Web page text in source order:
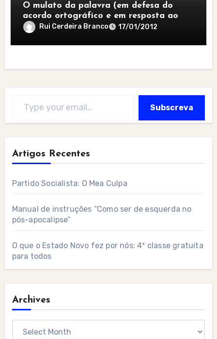
O mulato da palavra (em defesa do
acordo ortográfico e em resposta ao
jeito de desgarrada)
Rui Cerdeira Branco 17/01/2012
Subscreva
Artigos Recentes
Partido Socialista: O Mea Culpa
Manual de instruções “Como ser de esquerda no
pós-apocalipse”
O que o Estado Novo fez por nós: 4ª classe gratuita
para todos
Archives